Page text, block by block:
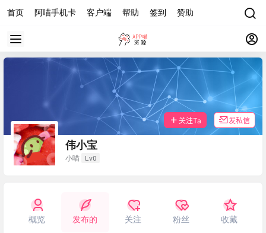
首页 阿喵手机卡 客户端 帮助 签到 赞助
伟小宝
小喵 Lv0
关注Ta 发私信
概览 发布的 关注 粉丝 收藏